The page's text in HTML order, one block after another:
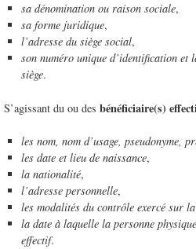
sa dénomination ou raison sociale,
sa forme juridique,
l’adresse du siège social,
son numéro unique d’identification et
siège.
S’agissant du ou des bénéficiaire(s)
les nom, nom d’usage, pseudonyme,
les date et lieu de naissance,
la nationalité,
l’adresse personnelle,
les modalités du contrôle exercé sur
la date à laquelle la personne
effectif.